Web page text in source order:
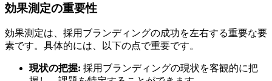
効果測定の重要性
効果測定は、採用ブランディングの成功を左右する重要な要
素です。具体的には、以下の点で重要です。
現状の把握: 採用ブランディングの現状を客観的に把